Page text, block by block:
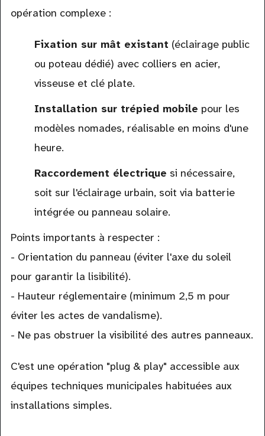
opération complexe :
Fixation sur mât existant (éclairage public
ou poteau dédié) avec colliers en acier,
visseuse et clé plate.
Installation sur trépied mobile pour les
modèles nomades, réalisable en moins d'une
heure.
Raccordement électrique si nécessaire,
soit sur l'éclairage urbain, soit via batterie
intégrée ou panneau solaire.
Points importants à respecter :
- Orientation du panneau (éviter l'axe du soleil
pour garantir la lisibilité).
- Hauteur réglementaire (minimum 2,5 m pour
éviter les actes de vandalisme).
- Ne pas obstruer la visibilité des autres panneaux.
C'est une opération "plug & play" accessible aux
équipes techniques municipales habituées aux
installations simples.